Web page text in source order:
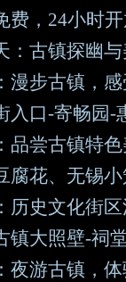
费，24小时
：古镇探幽
漫步古镇，
入口-寄畅园-
品尝古镇特
腐花、无锡
历史文化街
镇大照壁-祠
夜游古镇，